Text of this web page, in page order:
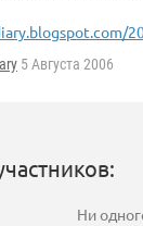
5 Августа 2006
Ни